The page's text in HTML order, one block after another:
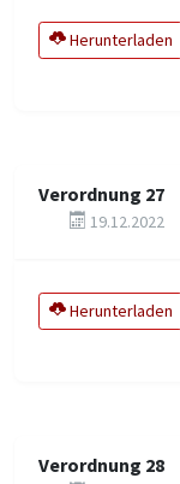
Herunterladen
Verordnung 27
19.12.2022
Herunterladen
Verordnung 28